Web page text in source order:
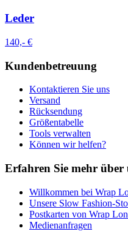
Leder
140,- €
Kundenbetreuung
Kontaktieren Sie uns
Versand
Rücksendung
Größentabelle
Tools verwalten
Können wir helfen?
Erfahren Sie mehr über
Willkommen bei Wrap
Unsere Slow Fashion-
Postkarten von Wrap
Medienanfragen